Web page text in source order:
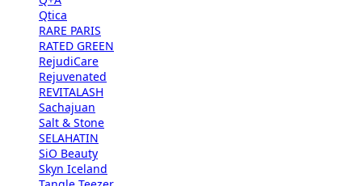
Qtica
RARE PARIS
RATED GREEN
RejudiCare
Rejuvenated
REVITALASH
Sachajuan
Salt & Stone
SELAHATIN
SiO Beauty
Skyn Iceland